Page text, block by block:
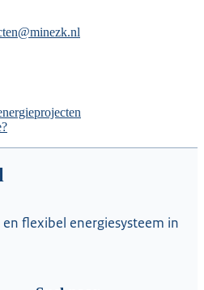
flexibel energiesysteem in